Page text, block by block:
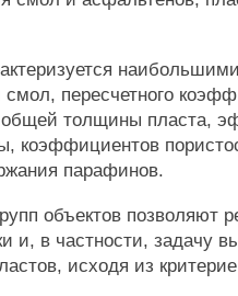
пересчетного
толщины пласта,
коэффициентов
парафинов.
объектов позволяют
и, в частности, задачу
исходя из